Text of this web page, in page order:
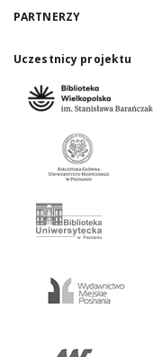
PARTNERZY
Uczestnicy projektu